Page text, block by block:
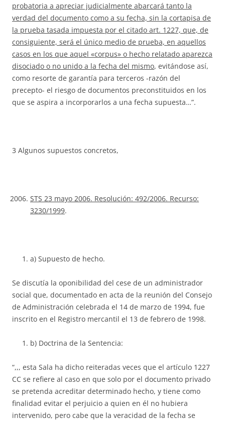
probatoria a apreciar judicialmente abarcará tanto la
verdad del documento como a su fecha, sin la cortapisa de
la prueba tasada impuesta por el citado art. 1227, que, de
consiguiente, será el único medio de prueba, en aquellos
casos en los que aquel «corpus» o hecho relatado aparezca
disociado o no unido a la fecha del mismo, evitándose así,
como resorte de garantía para terceros -razón del
precepto- el riesgo de documentos preconstituidos en los
que se aspira a incorporarlos a una fecha supuesta…”.
3 Algunos supuestos concretos,
STS 23 mayo 2006. Resolución: 492/2006. Recurso:
3230/1999.
a) Supuesto de hecho.
Se discutía la oponibilidad del cese de un administrador
social que, documentado en acta de la reunión del Consejo
de Administración celebrada el 14 de marzo de 1994, fue
inscrito en el Registro mercantil el 13 de febrero de 1998.
b) Doctrina de la Sentencia:
“,,, esta Sala ha dicho reiteradas veces que el artículo 1227
CC se refiere al caso en que solo por el documento privado
se pretenda acreditar determinado hecho, y tiene como
finalidad evitar el perjuicio a quien en él no hubiera
intervenido, pero cabe que la veracidad de la fecha se